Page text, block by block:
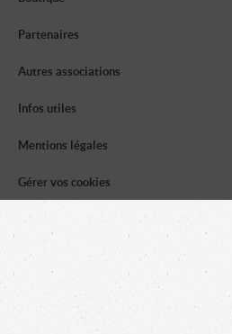
Partenaires
Autres associations
Infos utiles
Mentions légales
Gérer vos cookies